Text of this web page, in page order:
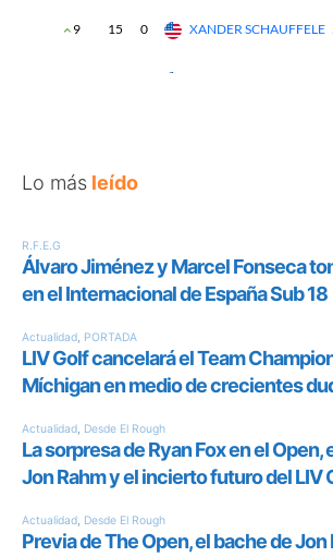
Lo más leído